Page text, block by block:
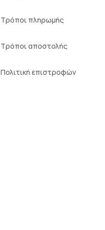
Τρόποι πληρωμής
Τρόποι αποστολής
Πολιτική επιστροφών